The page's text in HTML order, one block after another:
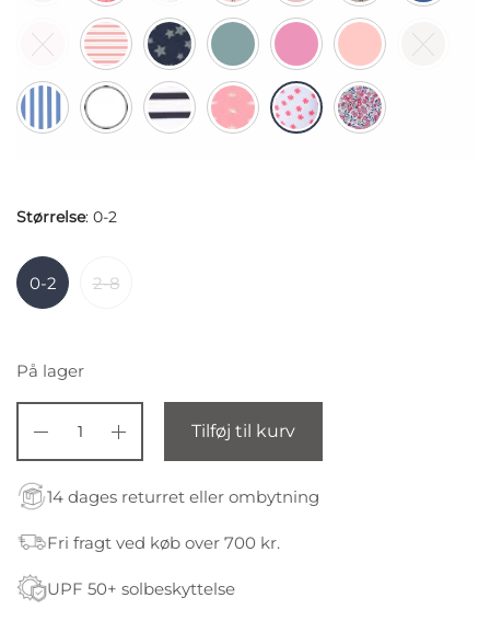
Størrelse: 0-2
0-2 2-8
På lager
Tilføj til kurv
14 dages returret eller ombytning
Fri fragt ved køb over 700 kr.
UPF 50+ solbeskyttelse